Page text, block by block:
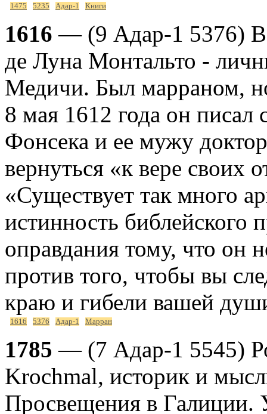
1475 5235 Адар-1 Книги
1616 — (9 Адар-1 5376) В
де Луна Монтальто -
Медичи. Был марраном,
8 мая 1612 года он писал
Фонсека и ее мужу
вернуться «к вере своих
«Существует так много
истинность библейского
оправдания тому, что он
против того, чтобы вы
краю и гибели вашей
1616 5376 Адар-1 Марран
1785 — (7 Адар-1 5545)
Krochmal, историк и
Просвещения в Галиции.